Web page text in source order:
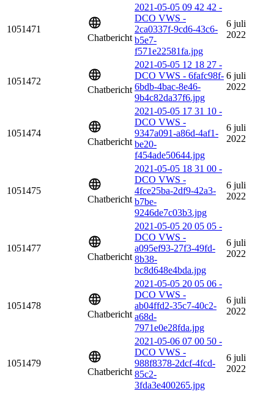
1051471
Chatbericht
2021-05-05 09 42 42 -
DCO VWS -
2ca0337f-9cd6-43c6-
b5e7-
f571e22581fa.jpg
6 juli
2022
1051472
Chatbericht
2021-05-05 12 18 27 -
DCO VWS - 6fafc98f-
6bdb-4bac-8e46-
9b4c82da37f6.jpg
6 juli
2022
1051474
Chatbericht
2021-05-05 17 31 10 -
DCO VWS -
9347a091-a86d-4af1-
be20-
f454ade50644.jpg
6 juli
2022
1051475
Chatbericht
2021-05-05 18 31 00 -
DCO VWS -
4fce25ba-2df9-42a3-
b7be-
9246de7c03b3.jpg
6 juli
2022
1051477
Chatbericht
2021-05-05 20 05 05 -
DCO VWS -
a095ef93-27f3-49fd-
8b38-
bc8d648e4bda.jpg
6 juli
2022
1051478
Chatbericht
2021-05-05 20 05 06 -
DCO VWS -
ab04ffd2-35c7-40c2-
a68d-
7971e0e28fda.jpg
6 juli
2022
1051479
Chatbericht
2021-05-06 07 00 50 -
DCO VWS -
988f8378-2dcf-4fcd-
85c2-
3fda3e400265.jpg
6 juli
2022